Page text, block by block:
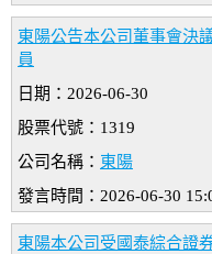
東陽公告本公司董事會決
員
日期：2026-06-30
股票代號：1319
公司名稱： 東陽
發言時間：2026-06-30
東陽本公司受國泰綜合證